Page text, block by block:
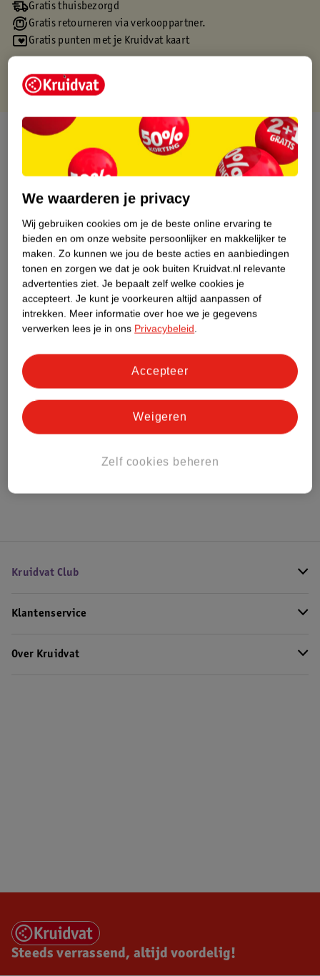
Gratis thuisbezorgd
Gratis retourneren via verkooppartner.
Gratis punten met je Kruidvat kaart
Over dit product
Productinformatie
Nature Impact Score
Dit product heeft (nog) geen Nature
Impact Score.
Meer informatie
Bestel & Bezorginformatie
Bekijk ook
Kruidvat Club
Klantenservice
Over Kruidvat
Steeds verrassend, altijd voordelig!
We waarderen je privacy
Wij gebruiken cookies om je de beste online ervaring te
bieden en om onze website persoonlijker en makkelijker te
maken. Zo kunnen we jou de beste acties en aanbiedingen
tonen en zorgen we dat je ook buiten Kruidvat.nl relevante
advertenties ziet. Je bepaalt zelf welke cookies je
accepteert. Je kunt je voorkeuren altijd aanpassen of
intrekken. Meer informatie over hoe we je gegevens
verwerken lees je in ons Privacybeleid.
Zelf cookies beheren
Weigeren
Accepteer